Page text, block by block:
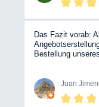
Das Fazit vorab:
Bestellung
hatten wir
Mitarbeitern, die
jederzeit das
Juan